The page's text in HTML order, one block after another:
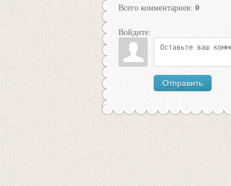
Всего комментариев: 0
Войдите:
Отправить